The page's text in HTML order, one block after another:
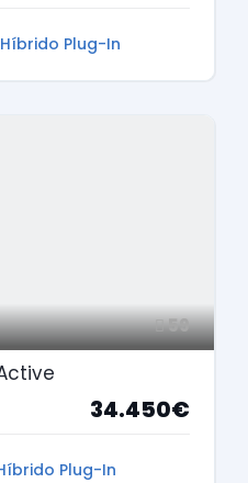
Híbrido Plug-In
59
34.450€
Plug-In